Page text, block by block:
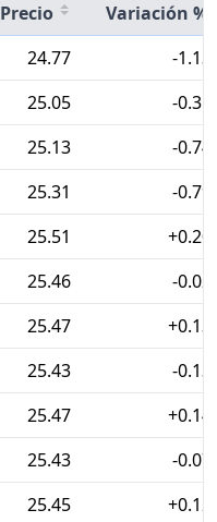
Precio
Variación %
24.77
-
25.05
-
25.13
-
25.31
-
25.51
25.46
-
25.47
25.43
-
25.47
25.43
-
25.45